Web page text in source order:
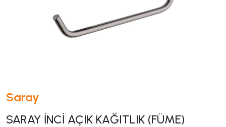
Saray
SARAY İNCİ AÇIK KAĞITLIK (FÜME)